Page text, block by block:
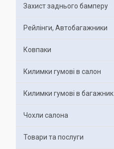
Захист заднього бамперу
Рейлінги, Автобагажники
Ковпаки
Килимки гумові в салон
Килимки гумові в багажник
Чохли салона
Товари та послуги